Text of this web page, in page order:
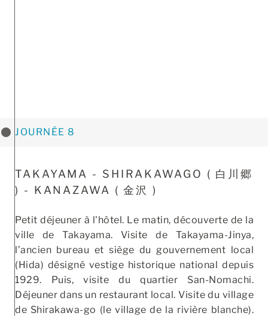
JOURNÉE 8
TAKAYAMA - SHIRAKAWAGO ( ⽩川郷
) - KANAZAWA ( ⾦沢 )
Petit déjeuner à l'hôtel. Le matin, découverte de la
ville de Takayama. Visite de Takayama-Jinya,
l’ancien bureau et siège du gouvernement local
(Hida) désigné vestige historique national depuis
1929. Puis, visite du quartier San-Nomachi.
Déjeuner dans un restaurant local. Visite du village
de Shirakawa-go (le village de la rivière blanche).